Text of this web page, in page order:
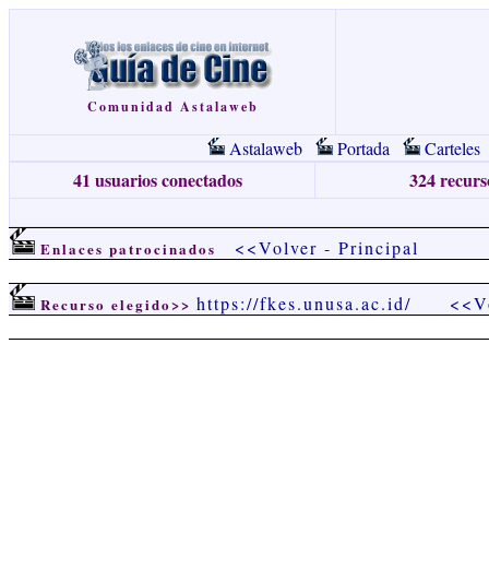
Comunidad Astalaweb
Astalaweb Portada Carteles
41 usuarios conectados 324
Enlaces patrocinados <<Volver - Principal
Recurso elegido>> https://fkes.unusa.ac.id/